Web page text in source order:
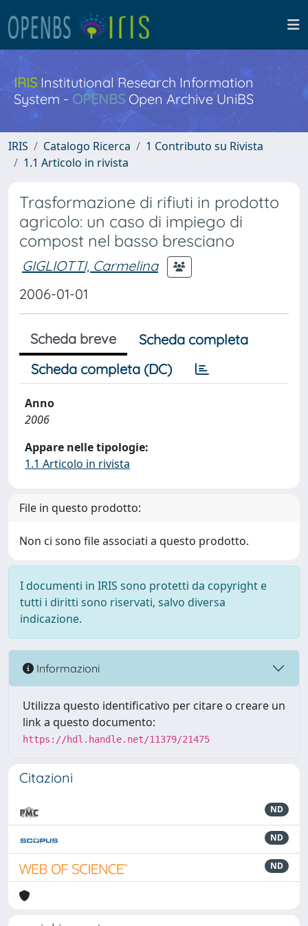
IRISInstitutional Research Information
System - OPENBS Open Archive UniBS
IRIS Catalogo Ricerca
1 Contributo su Rivista
1.1 Articolo in rivista
Trasformazione di rifiuti in prodotto
agricolo: un caso di impiego di
compost nel basso bresciano
GIGLIOTTI, Carmelina
2006-01-01
Scheda breve
Scheda completa
Scheda completa (DC)
Anno
2006
Appare nelle tipologie:
1.1 Articolo in rivista
File in questo prodotto:
Non ci sono file associati a questo prodotto.
I documenti in IRIS sono protetti da copyright e
tutti i diritti sono riservati, salvo diversa
indicazione.
Informazioni
Utilizza questo identificativo per citare o creare un
link a questo documento:
https://hdl.handle.net/11379/21475
Citazioni
ND
ND
ND